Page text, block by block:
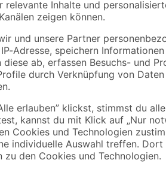
0,22 € / Liter
Dieses
passenden
variieren, da zu
alle Pflanzen
wird sie durch eine
Set kann zum